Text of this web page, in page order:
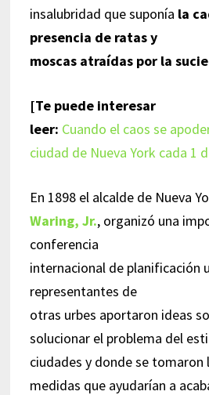
insalubridad que suponía la
presencia de ratas y
moscas atraídas por la
[Te puede interesar
leer: Cuando el caos se
ciudad de Nueva York cada 1
En 1898 el alcalde de Nueva
Waring, Jr., organizó una
conferencia
internacional de planificación
representantes de
otras urbes aportaron ideas
solucionar el problema del
ciudades y donde se tomaron
medidas que ayudarían a